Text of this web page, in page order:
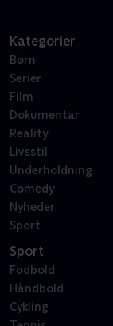
Kategorier
Børn
Serier
Film
Dokumentar
Reality
Livsstil
Underholdning
Comedy
Nyheder
Sport
Sport
Fodbold
Håndbold
Cykling